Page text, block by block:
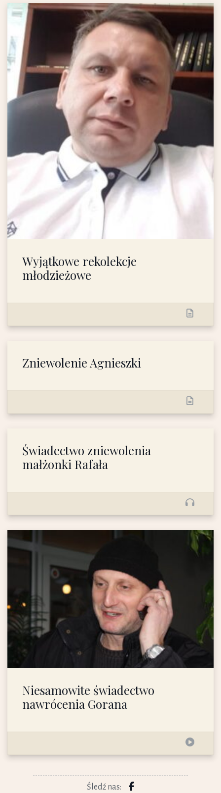
Wyjątkowe rekolekcje
młodzieżowe
Zniewolenie Agnieszki
Świadectwo zniewolenia
małżonki Rafała
Niesamowite świadectwo
nawrócenia Gorana
Śledź nas: